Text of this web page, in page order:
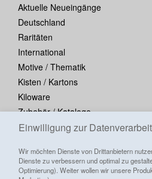
Einwilligung zur
Wir möchten Dienste von Drittanbietern
Dienste zu verbessern und optimal zu
Optimierung). Weiter wollen wir unsere
Aktuelle Neueingänge
Deutschland
Raritäten
International
Motive / Thematik
Kisten / Kartons
Kiloware
Zubehör / Kataloge
Blocks / Kleinbogen